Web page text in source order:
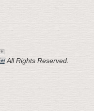
All Rights Reserved.